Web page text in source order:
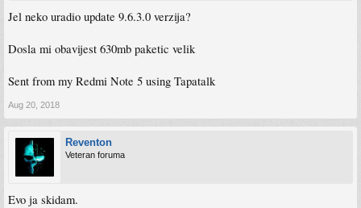
Jel neko uradio update 9.6.3.0 verzija?
Dosla mi obavijest 630mb paketic velik
Sent from my Redmi Note 5 using Tapatalk
Aug 20, 2018
Reventon
Veteran foruma
Evo ja skidam.